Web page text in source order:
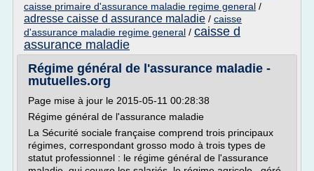
caisse primaire d'assurance maladie regime general /
adresse caisse d assurance maladie / caisse
d'assurance maladie regime general / caisse d
assurance maladie
Régime général de l'assurance maladie -
mutuelles.org
Page mise à jour le 2015-05-11 00:28:38
Régime général de l'assurance maladie
La Sécurité sociale française comprend trois principaux
régimes, correspondant grosso modo à trois types de
statut professionnel : le régime général de l'assurance